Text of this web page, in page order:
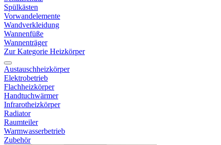
Spülkästen
Vorwandelemente
Wandverkleidung
Wannenfüße
Wannenträger
Zur Kategorie Heizkörper
Austauschheizkörper
Elektrobetrieb
Flachheizkörper
Handtuchwärmer
Infrarotheizkörper
Radiator
Raumteiler
Warmwasserbetrieb
Zubehör